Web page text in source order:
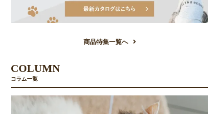
商品特集一覧へ
COLUMN
コラム一覧